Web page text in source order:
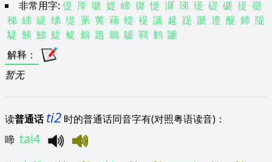
非常用字: 偍 厗 嗁 媞 崹 徲 惿 漽 珶 瑅 碮 磃 禔 禵
稊 綈 緹 绨 缇 罤 荑 蕛 蝭 褆 謕 趧 踶 蹏 遆 醍 鍗 隄
騠 鮧 鮷 鯷 鳀 鵜 鶗 鶙 鷈 鷤 鹈 鼶
解释 ：
暂无
读普通话 ti2 时的普通话同音字有(对照粤语读音)：
啼 tai4